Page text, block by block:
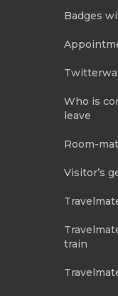
Badges
Who is
leave
Room-
Visitor’s
train